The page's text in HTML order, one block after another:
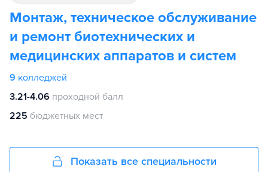
Монтаж, техническое обслуживание
и ремонт биотехнических и
медицинских аппаратов и систем
9 колледжей
3.21-4.06 проходной балл
225 бюджетных мест
Показать все специальности